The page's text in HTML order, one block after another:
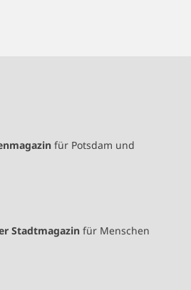
für Potsdam und
Stadtmagazin für Menschen